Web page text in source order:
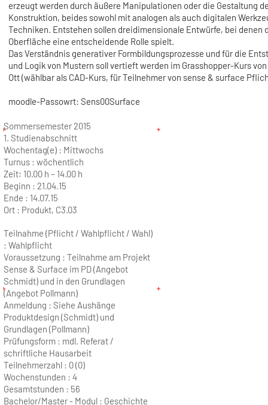
erzeugt werden durch äußere Manipulationen oder die Gestaltung
Konstruktion, beides sowohl mit analogen als auch digitalen
Techniken. Entstehen sollen dreidimensionale Entwürfe, bei denen
Oberfläche eine entscheidende Rolle spielt.
Das Verständnis generativer Formbildungsprozesse und für die
und Logik von Mustern soll vertieft werden im Grasshopper-Kurs
Ott (wählbar als CAD-Kurs, für Teilnehmer von sense & surface
moodle-Passowrt: Sens00Surface
Sommersemester 2015
1. Studienabschnitt
Wochentag(e) : Mittwochs
Turnus : wöchentlich
Zeit: 10.00 h – 14.00 h
Beginn : 21.04.15
Ende : 14.07.15
Ort : Produkt, C3.03
Teilnahme (Pflicht / Wahlpflicht / Wahl)
: Wahlpflicht
Voraussetzung : Teilnahme am Projekt
Sense & Surface im PD (Angebot
Schmidt) und in den Grundlagen
(Angebot Pollmann)
Anmeldung : Siehe Aushänge
Produktdesign (Schmidt) und
Grundlagen (Pollmann)
Prüfungsform : mdl. Referat /
schriftliche Hausarbeit
Teilnehmerzahl : 0 (0)
Wochenstunden : 4
Gesamtstunden : 56
Bachelor/Master - Modul : Geschichte